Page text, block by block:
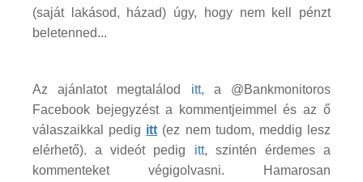
(saját lakásod, házad) úgy, hogy nem kell pénzt
beletenned...
Az ajánlatot megtalálod itt, a @Bankmonitoros
Facebook bejegyzést a kommentjeimmel és az ő
válaszaikkal pedig itt (ez nem tudom, meddig lesz
elérhető). a videót pedig itt, szintén érdemes a
kommenteket végigolvasni. Hamarosan